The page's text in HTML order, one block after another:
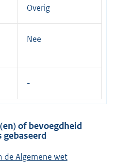
Overig
Nee
of bevoegdheid
gebaseerd
de Algemene wet